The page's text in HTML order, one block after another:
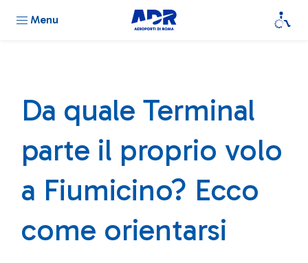
Menu
Da quale Terminal
parte il proprio volo
a Fiumicino? Ecco
come orientarsi